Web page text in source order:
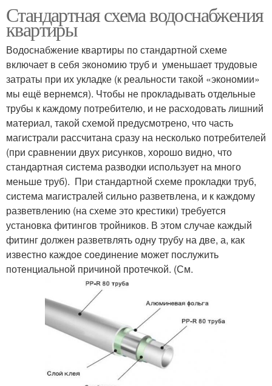
Стандартная схема водоснабжения
квартиры
Водоснабжение квартиры по стандартной схеме
включает в себя экономию труб и уменьшает трудовые
затраты при их укладке (к реальности такой «экономии»
мы ещё вернемся). Чтобы не прокладывать отдельные
трубы к каждому потребителю, и не расходовать лишний
материал, такой схемой предусмотрено, что часть
магистрали рассчитана сразу на несколько потребителей
(при сравнении двух рисунков, хорошо видно, что
стандартная система разводки использует на много
меньше труб). При стандартной схеме прокладки труб,
система магистралей сильно разветвлена, и к каждому
разветвлению (на схеме это крестики) требуется
установка фитингов тройников. В этом случае каждый
фитинг должен разветвлять одну трубу на две, а, как
известно каждое соединение может послужить
потенциальной причиной протечкой. (См.